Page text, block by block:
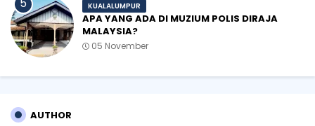
KUALALUMPUR
APA YANG ADA DI MUZIUM POLIS DIRAJA
MALAYSIA?
05 November
AUTHOR